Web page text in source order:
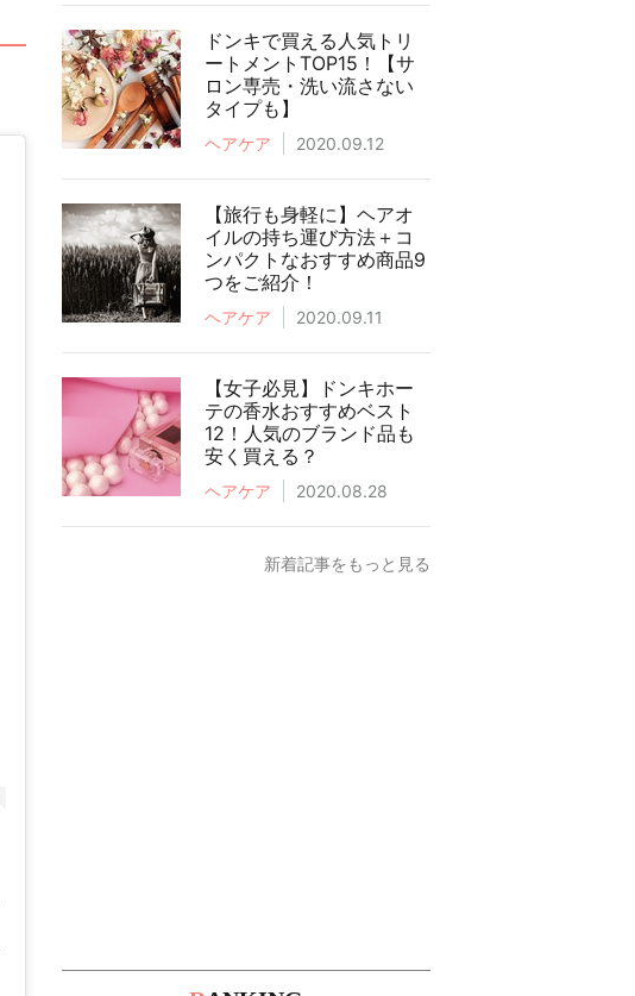
ドンキで買える人気トリ
ートメントTOP15！【サ
ロン専売・洗い流さない
タイプも】
ヘアケア 2020.09.12
【旅行も身軽に】ヘアオ
イルの持ち運び方法＋コ
ンパクトなおすすめ商品9
つをご紹介！
ヘアケア 2020.09.11
【女子必見】ドンキホー
テの香水おすすめベスト
12！人気のブランド品も
安く買える？
ヘアケア 2020.08.28
新着記事をもっと見る